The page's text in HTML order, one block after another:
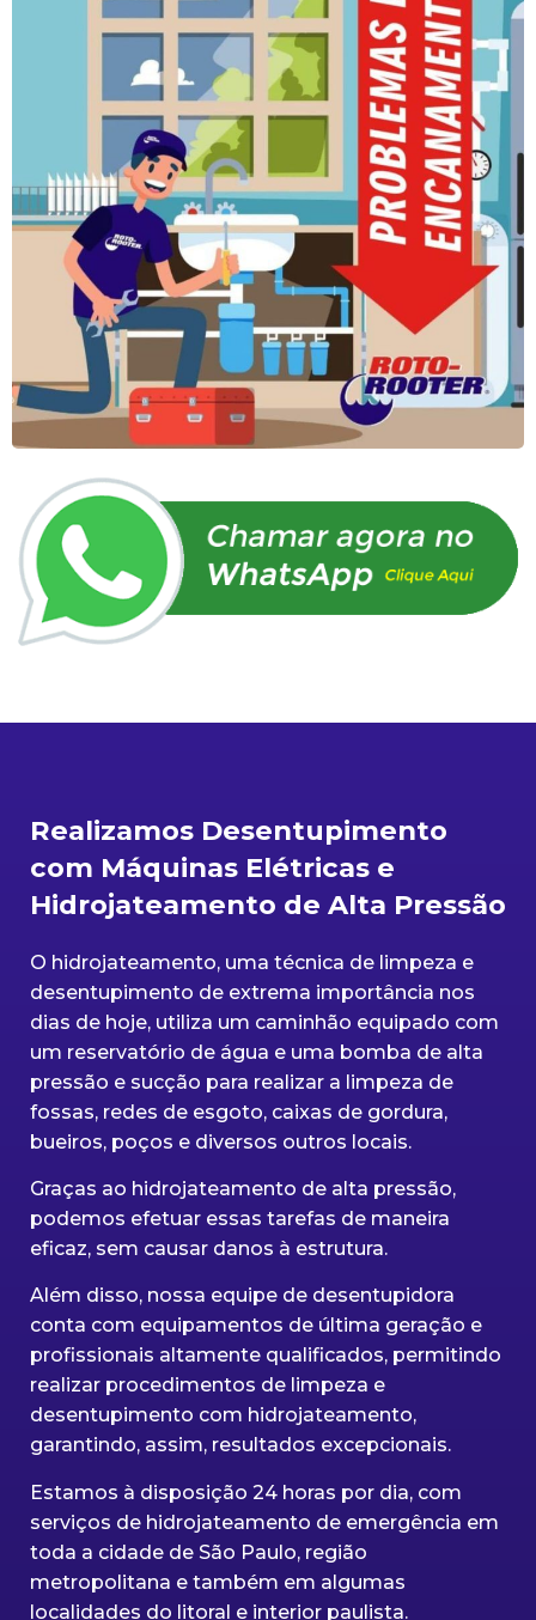
Realizamos Desentupimento
com Máquinas Elétricas e
Hidrojateamento de Alta Pressão
O hidrojateamento, uma técnica de limpeza e
desentupimento de extrema importância nos
dias de hoje, utiliza um caminhão equipado com
um reservatório de água e uma bomba de alta
pressão e sucção para realizar a limpeza de
fossas, redes de esgoto, caixas de gordura,
bueiros, poços e diversos outros locais.
Graças ao hidrojateamento de alta pressão,
podemos efetuar essas tarefas de maneira
eficaz, sem causar danos à estrutura.
Além disso, nossa equipe de desentupidora
conta com equipamentos de última geração e
profissionais altamente qualificados, permitindo
realizar procedimentos de limpeza e
desentupimento com hidrojateamento,
garantindo, assim, resultados excepcionais.
Estamos à disposição 24 horas por dia, com
serviços de hidrojateamento de emergência em
toda a cidade de São Paulo, região
metropolitana e também em algumas
localidades do litoral e interior paulista.